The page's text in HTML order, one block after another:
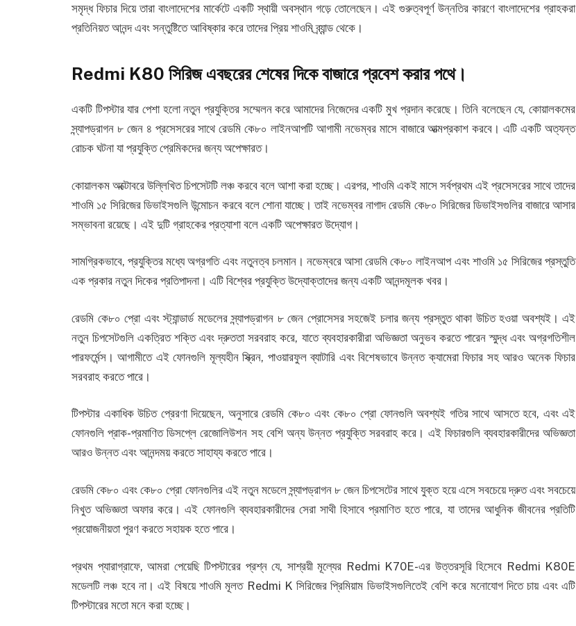
সমৃদ্ধ ফিচার দিয়ে তারা বাংলাদেশের মার্কেটে একটি স্থায়ী অবস্থান গড়ে তোলেছেন। এই গুরুত্বপূর্ণ উন্নতির কারণে বাংলাদেশের গ্রাহকরা
প্রতিনিয়ত আনন্দ এবং সন্তুষ্টিতে আবিষ্কার করে তাদের প্রিয় শাওমি ব্র্যান্ড থেকে।
Redmi K80 সিরিজ এবছরের শেষের দিকে বাজারে প্রবেশ করার পথে।
একটি টিপস্টার যার পেশা হলো নতুন প্রযুক্তির সম্মেলন করে আমাদের নিজেদের একটি মুখ প্রদান করেছে। তিনি বলেছেন যে, কোয়ালকমের
স্ন্যাপড্রাগন ৮ জেন ৪ প্রসেসরের সাথে রেডমি কে৮০ লাইনআপটি আগামী নভেম্বর মাসে বাজারে আত্মপ্রকাশ করবে। এটি একটি অত্যন্ত
রোচক ঘটনা যা প্রযুক্তি প্রেমিকদের জন্য অপেক্ষারত।
কোয়ালকম অক্টোবরে উল্লিখিত চিপসেটটি লঞ্চ করবে বলে আশা করা হচ্ছে। এরপর, শাওমি একই মাসে সর্বপ্রথম এই প্রসেসরের সাথে তাদের
শাওমি ১৫ সিরিজের ডিভাইসগুলি উন্মোচন করবে বলে শোনা যাচ্ছে। তাই নভেম্বর নাগাদ রেডমি কে৮০ সিরিজের ডিভাইসগুলির বাজারে আসার
সম্ভাবনা রয়েছে। এই দুটি গ্রাহকের প্রত্যাশা বলে একটি অপেক্ষারত উদ্যোগ।
সামগ্রিকভাবে, প্রযুক্তির মধ্যে অগ্রগতি এবং নতুনত্ব চলমান। নভেম্বরে আসা রেডমি কে৮০ লাইনআপ এবং শাওমি ১৫ সিরিজের প্রস্তুতি
এক প্রকার নতুন দিকের প্রতিপাদনা। এটি বিশ্বের প্রযুক্তি উদ্যোক্তাদের জন্য একটি আনন্দমূলক খবর।
রেডমি কে৮০ প্রো এবং স্ট্যান্ডার্ড মডেলের স্ন্যাপড্রাগন ৮ জেন প্রোসেসর সহজেই চলার জন্য প্রস্তুত থাকা উচিত হওয়া অবশ্যই। এই
নতুন চিপসেটগুলি একত্রিত শক্তি এবং দ্রুততা সরবরাহ করে, যাতে ব্যবহারকারীরা অভিজ্ঞতা অনুভব করতে পারেন স্মুদ্ধ এবং অগ্রগতিশীল
পারফর্মেন্স। আগামীতে এই ফোনগুলি মূল্যহীন স্ক্রিন, পাওয়ারফুল ব্যাটারি এবং বিশেষভাবে উন্নত ক্যামেরা ফিচার সহ আরও অনেক ফিচার
সরবরাহ করতে পারে।
টিপস্টার একাধিক উচিত প্রেরণা দিয়েছেন, অনুসারে রেডমি কে৮০ এবং কে৮০ প্রো ফোনগুলি অবশ্যই গতির সাথে আসতে হবে, এবং এই
ফোনগুলি প্রাক-প্রমাণিত ডিসপ্লে রেজোলিউশন সহ বেশি অন্য উন্নত প্রযুক্তি সরবরাহ করে। এই ফিচারগুলি ব্যবহারকারীদের অভিজ্ঞতা
আরও উন্নত এবং আনন্দময় করতে সাহায্য করতে পারে।
রেডমি কে৮০ এবং কে৮০ প্রো ফোনগুলির এই নতুন মডেলে স্ন্যাপড্রাগন ৮ জেন চিপসেটের সাথে যুক্ত হয়ে এসে সবচেয়ে দ্রুত এবং সবচেয়ে
নিখুত অভিজ্ঞতা অফার করে। এই ফোনগুলি ব্যবহারকারীদের সেরা সাথী হিসাবে প্রমাণিত হতে পারে, যা তাদের আধুনিক জীবনের প্রতিটি
প্রয়োজনীয়তা পূরণ করতে সহায়ক হতে পারে।
প্রথম প্যারাগ্রাফে, আমরা পেয়েছি টিপস্টারের প্রশ্ন যে, সাশ্রয়ী মূল্যের Redmi K70E-এর উত্তরসূরি হিসেবে Redmi K80E
মডেলটি লঞ্চ হবে না। এই বিষয়ে শাওমি মূলত Redmi K সিরিজের প্রিমিয়াম ডিভাইসগুলিতেই বেশি করে মনোযোগ দিতে চায় এবং এটি
টিপস্টারের মতো মনে করা হচ্ছে।